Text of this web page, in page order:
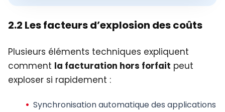
2.2 Les facteurs d’explosion des coûts
Plusieurs éléments techniques expliquent
comment la facturation hors forfait peut
exploser si rapidement :
Synchronisation automatiquedes applications